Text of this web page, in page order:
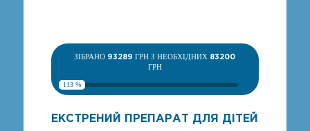
ЗІБРАНО 93289 ГРН З НЕОБХІДНИХ 83200
ГРН
113 %
ЕКСТРЕНИЙ ПРЕПАРАТ ДЛЯ ДІТЕЙ